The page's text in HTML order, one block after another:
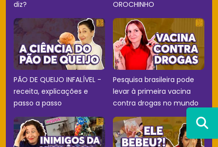
diz? OROCHINHO
PÃO DE QUEIJO INFALÍVEL -
receita, explicações e
passo a passo
Pesquisa brasileira pode
levar à primeira vacina
contra drogas no mundo